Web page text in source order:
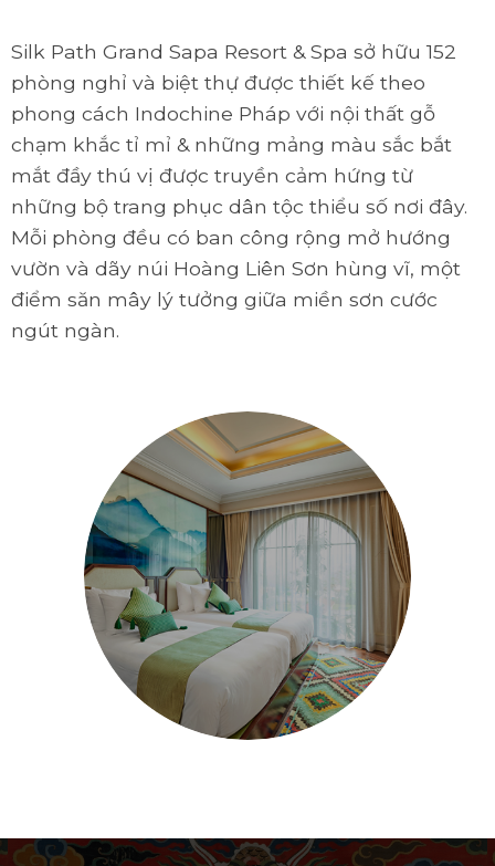
Silk Path Grand Sapa Resort & Spa sở hữu 152
phòng nghỉ và biệt thự được thiết kế theo
phong cách Indochine Pháp với nội thất gỗ
chạm khắc tỉ mỉ & những mảng màu sắc bắt
mắt đầy thú vị được truyền cảm hứng từ
những bộ trang phục dân tộc thiểu số nơi đây.
Mỗi phòng đều có ban công rộng mở hướng
vườn và dãy núi Hoàng Liên Sơn hùng vĩ, một
điểm săn mây lý tưởng giữa miền sơn cước
ngút ngàn.